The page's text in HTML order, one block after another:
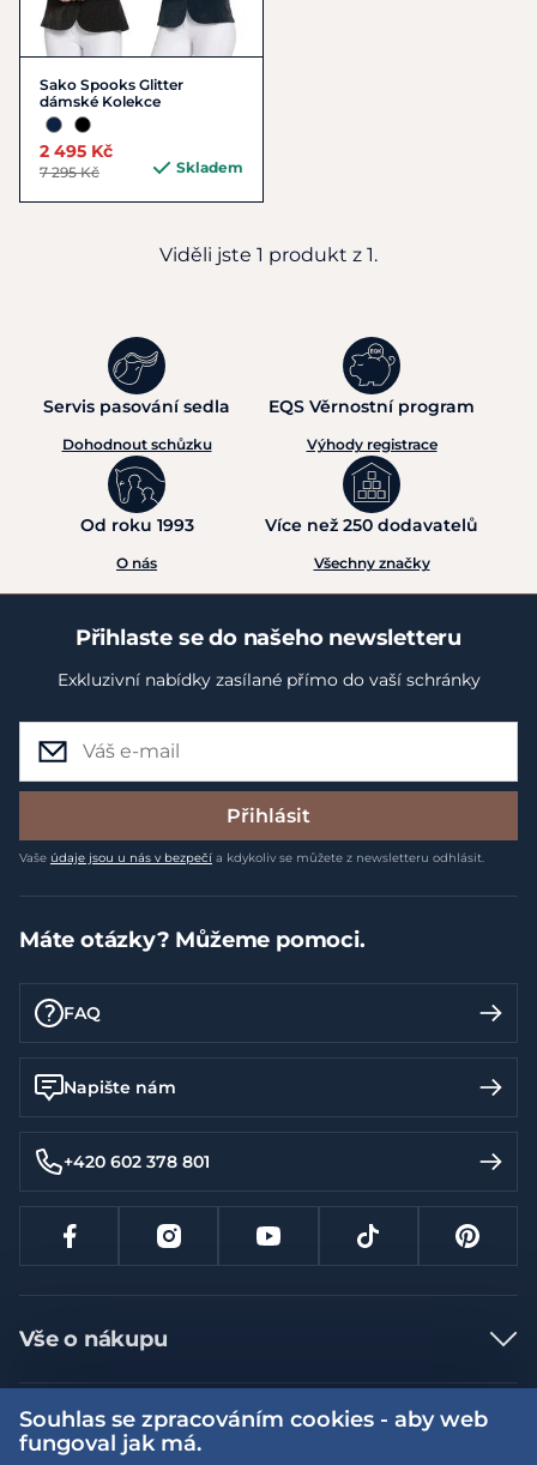
Sako Spooks Glitter
dámské Kolekce
2 495 Kč
7 295 Kč Skladem
Viděli jste 1 produkt z 1.
Servis pasování sedla
Dohodnout schůzku
EQS Věrnostní program
Výhody registrace
Od roku 1993
O nás
Více než 250 dodavatelů
Všechny značky
Přihlaste se do našeho newsletteru
Exkluzivní nabídky zasílané přímo do vaší schránky
Přihlásit
Vaše údaje jsou u nás v bezpečí a kdykoliv se můžete z newsletteru odhlásit.
Máte otázky? Můžeme pomoci.
FAQ
Napište nám
+420 602 378 801
Vše o nákupu
Jak nakupovat
Nejčastější dotazy
Více informací
Souhlas se zpracováním cookies - aby web
fungoval jak má.